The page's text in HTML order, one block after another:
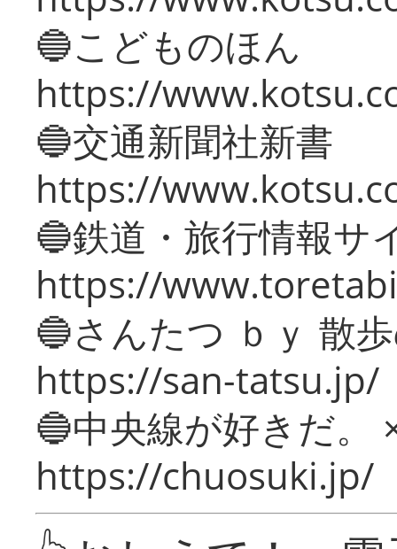
🔵こどものほん
https://
🔵交通新聞社新書
https://
🔵鉄道・旅行情報サ
https://
🔵さんたつ ｂｙ 散
https://san-tatsu.jp/
🔵中央線が好きだ。
https://chuosuki.jp/